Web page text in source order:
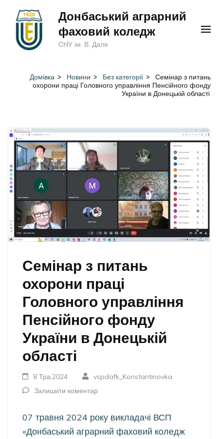
(натисніть
Донбаський аграрний
фаховий коледж
СНУ ім. В. Даля
Домівка > Новини > Без категорії >
Семінар з питань
охорони праці Головного управління Пенсійного фонду
України в Донецькій області
Семінар з питань
охорони праці
Головного управління
Пенсійного фонду
України в Донецькій
області
8 Тра,2024
vspdafk_Konstantinovka
Залишити коментар
07 травня 2024 року викладачі ВСП
«Донбаський аграрний фаховий коледж